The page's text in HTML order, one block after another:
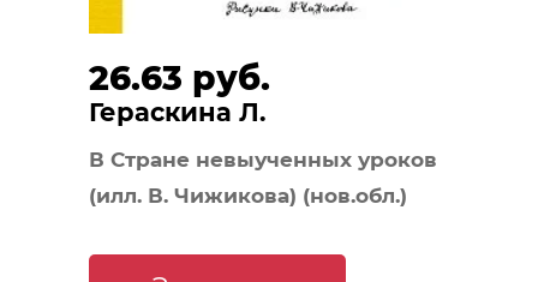
26.63 руб.
Гераскина Л.
В Стране невыученных уроков
(илл. В. Чижикова) (нов.обл.)